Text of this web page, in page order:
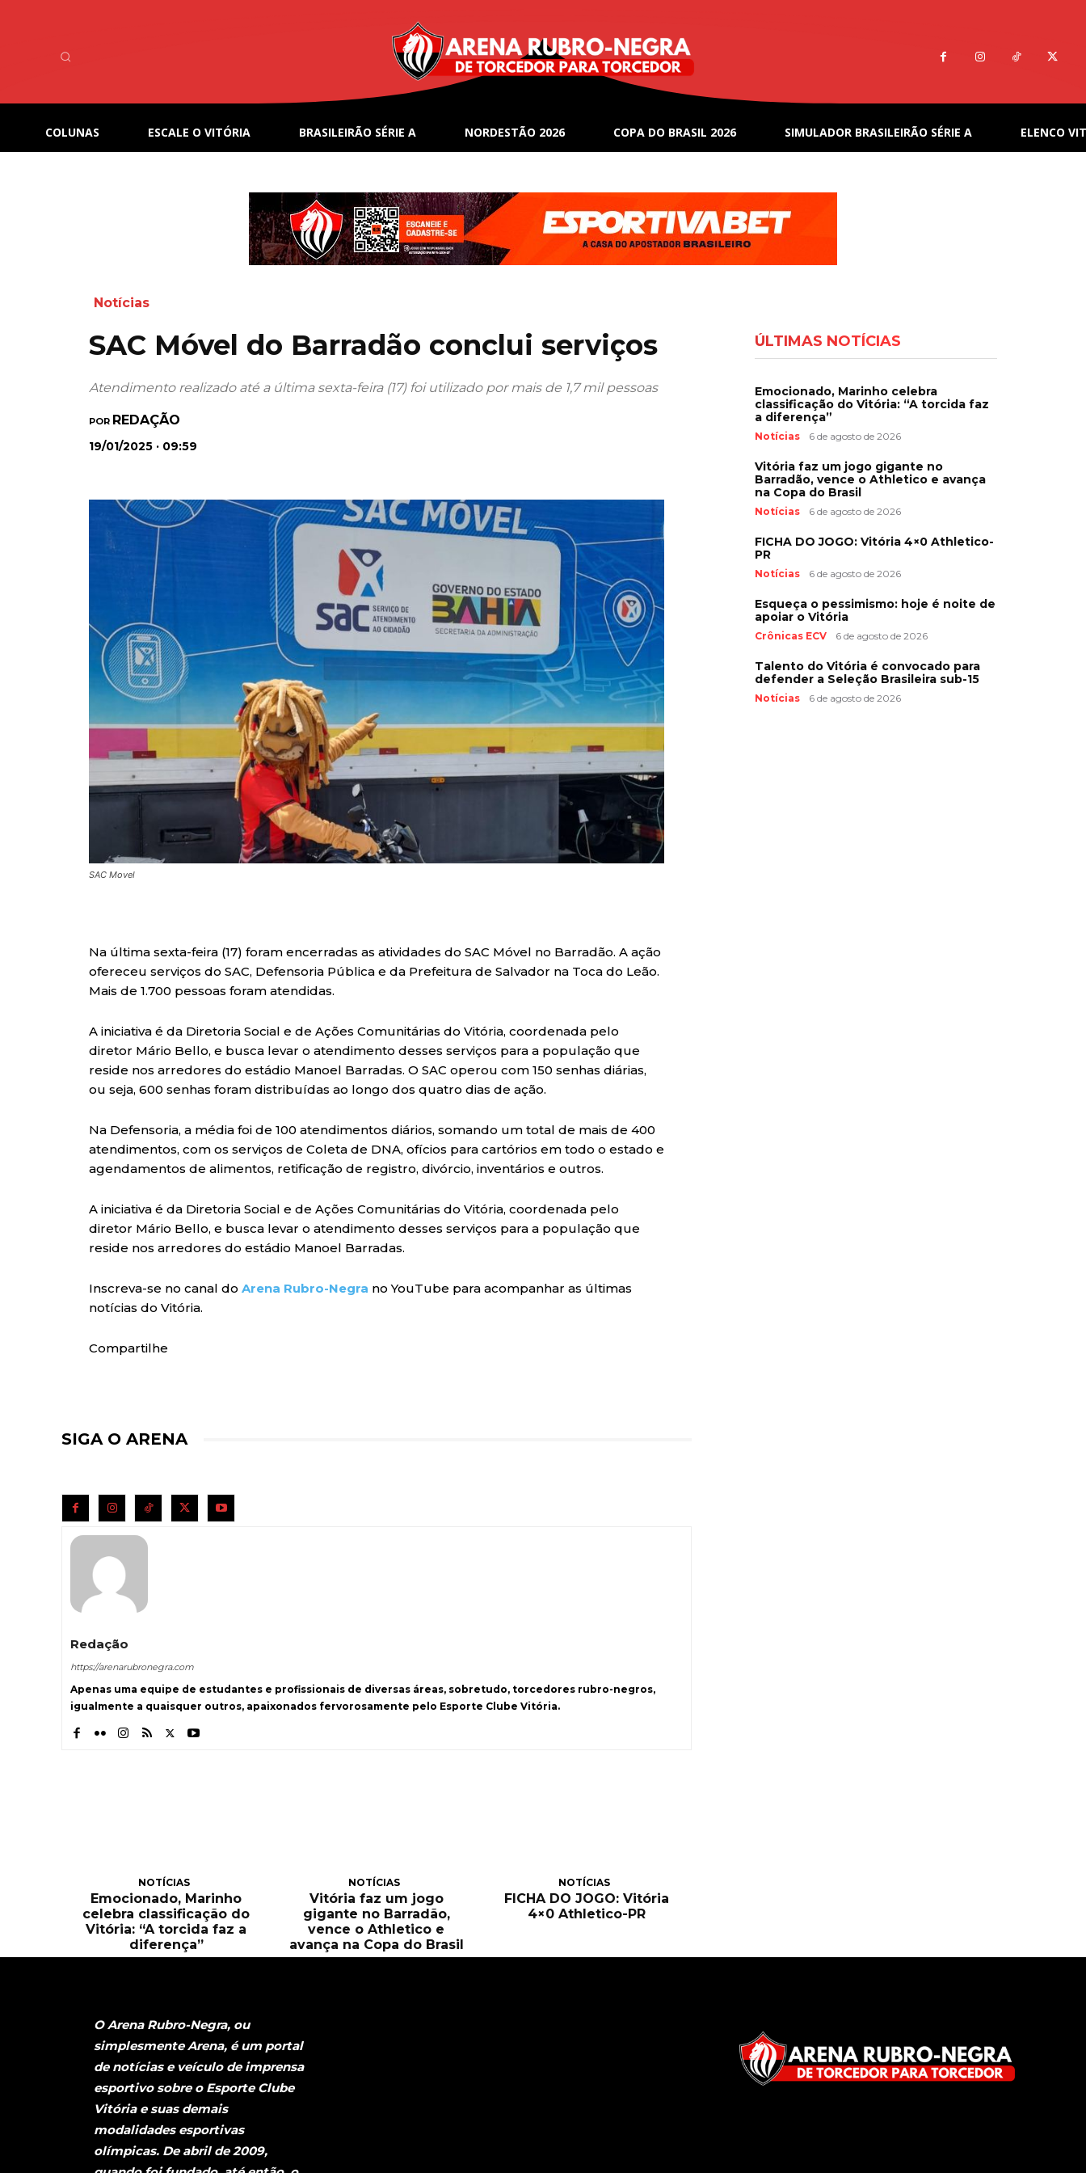
COLUNAS ESCALE O VITÓRIA BRASILEIRÃO SÉRIE A NORDESTÃO 2026 COPA DO BRASIL 2026 SIMULADOR BRASILEIRÃO SÉRIE A ELENCO
Notícias
SAC Móvel do Barradão conclui serviços
Atendimento realizado até a última sexta-feira (17) foi utilizado por mais de 1,7 mil pessoas
POR REDAÇÃO
19/01/2025 · 09:59
SAC Movel
Na última sexta-feira (17) foram encerradas as atividades do SAC Móvel no Barradão. A ação
ofereceu serviços do SAC, Defensoria Pública e da Prefeitura de Salvador na Toca do Leão.
Mais de 1.700 pessoas foram atendidas.
A iniciativa é da Diretoria Social e de Ações Comunitárias do Vitória, coordenada pelo
diretor Mário Bello, e busca levar o atendimento desses serviços para a população que
reside nos arredores do estádio Manoel Barradas. O SAC operou com 150 senhas diárias,
ou seja, 600 senhas foram distribuídas ao longo dos quatro dias de ação.
Na Defensoria, a média foi de 100 atendimentos diários, somando um total de mais de 400
atendimentos, com os serviços de Coleta de DNA, ofícios para cartórios em todo o estado e
agendamentos de alimentos, retificação de registro, divórcio, inventários e outros.
A iniciativa é da Diretoria Social e de Ações Comunitárias do Vitória, coordenada pelo
diretor Mário Bello, e busca levar o atendimento desses serviços para a população que
reside nos arredores do estádio Manoel Barradas.
Inscreva-se no canal do Arena Rubro-Negra no YouTube para acompanhar as últimas
notícias do Vitória.
Compartilhe
SIGA O ARENA
Redação
https://arenarubronegra.com
Apenas uma equipe de estudantes e profissionais de diversas áreas, sobretudo, torcedores rubro-negros,
igualmente a quaisquer outros, apaixonados fervorosamente pelo Esporte Clube Vitória.
NOTÍCIAS
Emocionado, Marinho
celebra classificação do
Vitória: “A torcida faz a
diferença”
NOTÍCIAS
Vitória faz um jogo
gigante no Barradão,
vence o Athletico e
avança na Copa do Brasil
NOTÍCIAS
FICHA DO JOGO: Vitória
4×0 Athletico-PR
ÚLTIMAS NOTÍCIAS
Emocionado, Marinho celebra
classificação do Vitória: “A torcida faz
a diferença”
Notícias 6 de agosto de 2026
Vitória faz um jogo gigante no
Barradão, vence o Athletico e avança
na Copa do Brasil
Notícias 6 de agosto de 2026
FICHA DO JOGO: Vitória 4×0 Athletico-
PR
Notícias 6 de agosto de 2026
Esqueça o pessimismo: hoje é noite de
apoiar o Vitória
Crônicas ECV 6 de agosto de 2026
Talento do Vitória é convocado para
defender a Seleção Brasileira sub-15
Notícias 6 de agosto de 2026
O Arena Rubro-Negra, ou
simplesmente Arena, é um portal
de notícias e veículo de imprensa
esportivo sobre o Esporte Clube
Vitória e suas demais
modalidades esportivas
olímpicas. De abril de 2009,